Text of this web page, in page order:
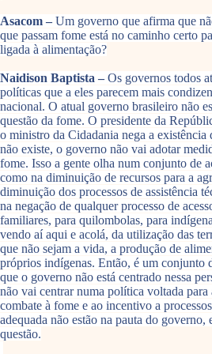
Asacom – Um governo que afirma que
que passam fome está no caminho certo
ligada à alimentação?
Naidison Baptista – Os governos todos
políticas que a eles parecem mais
nacional. O atual governo brasileiro não
questão da fome. O presidente da
o ministro da Cidadania nega a existência
não existe, o governo não vai adotar
fome. Isso a gente olha num conjunto de
como na diminuição de recursos para a
diminuição dos processos de assistência
na negação de qualquer processo de
familiares, para quilombolas, para
vendo aí aqui e acolá, da utilização das
que não sejam a vida, a produção de
próprios indígenas. Então, é um conjunto
que o governo não está centrado nessa
não vai centrar numa política voltada
combate à fome e ao incentivo a
adequada não estão na pauta do governo,
questão.